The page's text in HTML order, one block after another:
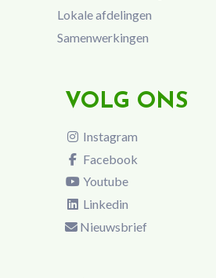
Lokale afdelingen
Samenwerkingen
VOLG ONS
Instagram
Facebook
Youtube
Linkedin
Nieuwsbrief